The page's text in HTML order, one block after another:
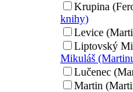
Krupina
knihy)
Levice
Liptovský
Mikuláš
Lučenec
Martin